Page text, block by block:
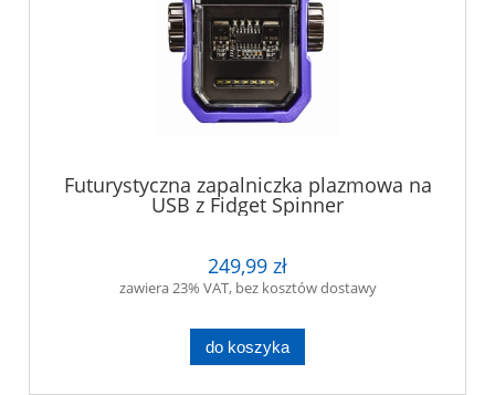
Futurystyczna zapalniczka plazmowa na
USB z Fidget Spinner
249,99 zł
zawiera 23% VAT, bez kosztów dostawy
do koszyka